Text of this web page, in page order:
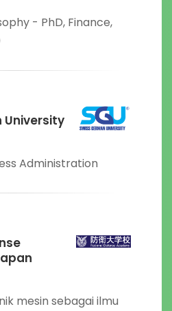
- PhD, Finance,
University
Administration
mesin sebagai ilmu